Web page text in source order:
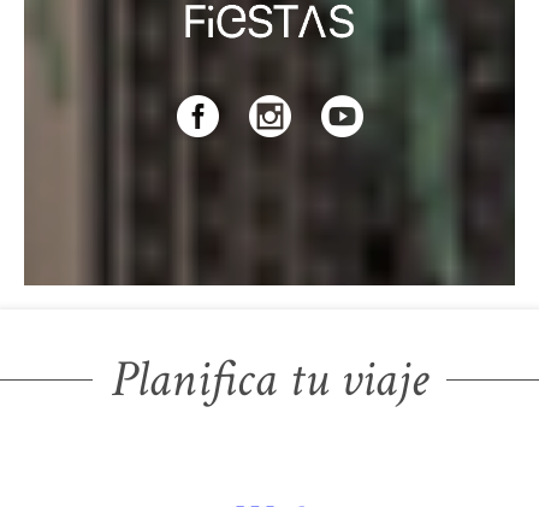
Planifica tu viaje